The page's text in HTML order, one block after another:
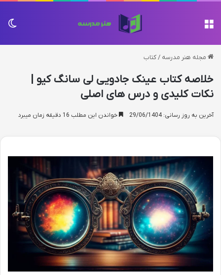
مجله هنر مدرسه /کتاب
خلاصه کتاب عینک جادویی لی سانگ کیو |
نکات کلیدی و درس های اصلی
آخرین به روز رسانی: 29/06/1404 خواندن این مطلب 16 دقیقه زمان میبرد